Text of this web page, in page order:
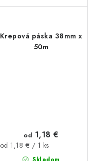
Krepová páska 38mm x
50m
od 1,18 €
Jednotková
od 1,18 € / 1 ks